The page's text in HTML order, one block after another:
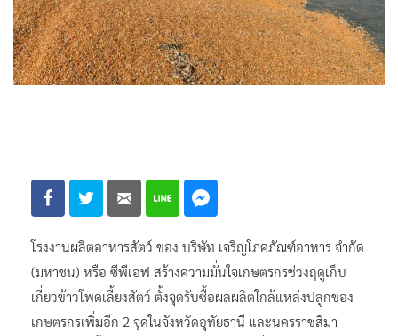
โรงงานผลิตอาหารสัตว์ ของ บริษัท เจริญโภคภัณฑ์อาหาร จำกัด
(มหาชน) หรือ ซีพีเอฟ สร้างความมั่นใจเกษตรกรช่วงฤดูเก็บ
เกี่ยวข้าวโพดเลี้ยงสัตว์ ตั้งจุดรับซื้อผลผลิตใกล้แหล่งปลูกของ
เกษตรกรเพิ่มอีก 2 จุดในจังหวัดอุทัยธานี และนครราชสีมา